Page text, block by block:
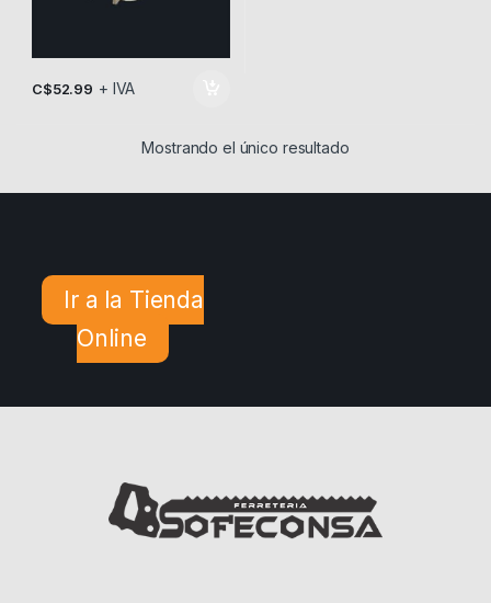
C$52.99 + IVA
Mostrando el único resultado
Ir a la Tienda
Online